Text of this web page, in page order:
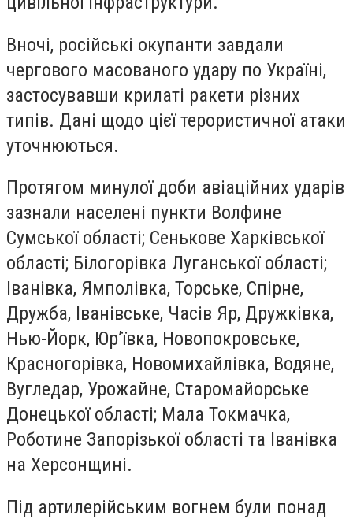
Вночі, російські окупанти завдали
чергового масованого удару по Україні,
застосувавши крилаті ракети різних
типів. Дані щодо цієї терористичної атаки
уточнюються.
Протягом минулої доби авіаційних ударів
зазнали населені пункти Волфине
Сумської області; Сенькове Харківської
області; Білогорівка Луганської області;
Іванівка, Ямполівка, Торське, Спірне,
Дружба, Іванівське, Часів Яр, Дружківка,
Нью-Йорк, Юр’ївка, Новопокровське,
Красногорівка, Новомихайлівка, Водяне,
Вугледар, Урожайне, Старомайорське
Донецької області; Мала Токмачка,
Роботине Запорізької області та Іванівка
на Херсонщині.
Під артилерійським вогнем були понад